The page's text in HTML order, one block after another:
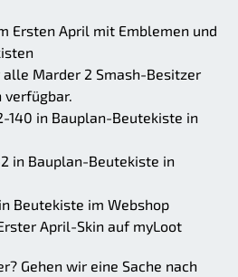
Ersten April mit Emblemen und
Marder 2 Smash-Besitzer
verfügbar.
140 in Bauplan-Beutekiste in
in Bauplan-Beutekiste in
Beutekiste im Webshop
April-Skin auf myLoot
Gehen wir eine Sache nach